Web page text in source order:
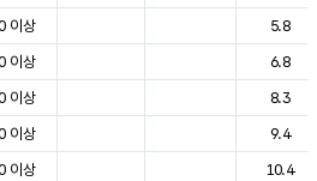
이상
5.8
이상
6.8
이상
8.3
이상
9.4
이상
10.4